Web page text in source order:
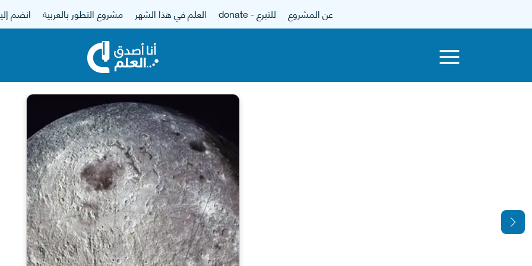
عن المشروع للتبرع - donate العلم في هذا الشهر مشروع التطور بالعربية انضم